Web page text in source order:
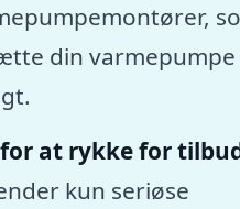
din varmepumpe
for at rykke for
kun seriøse